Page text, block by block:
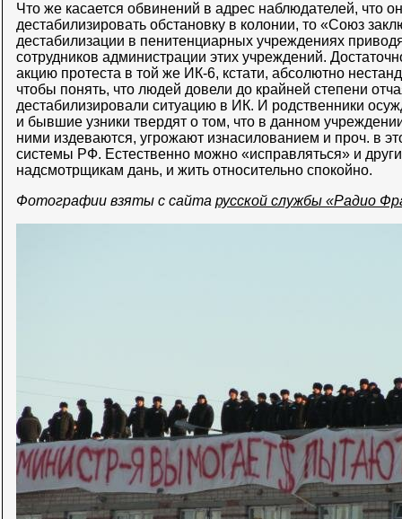
Что же касается обвинений в адрес наблюдателей, что
дестабилизировать обстановку в колонии, то «Союз
дестабилизации в пенитенциарных учреждениях
сотрудников администрации этих учреждений.
акцию протеста в той же ИК-6, кстати, абсолютно
чтобы понять, что людей довели до крайней степени
дестабилизировали ситуацию в ИК. И родственники
и бывшие узники твердят о том, что в данном
ними издеваются, угрожают изнасилованием и проч. в
системы РФ. Естественно можно «исправляться» и
надсмотрщикам дань, и жить относительно спокойно.
Фотографии взяты с сайта русской службы «Радио